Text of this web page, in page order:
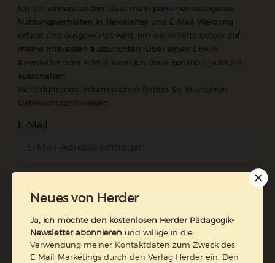
Ich bin einverstanden, dass mein personenbezogenes
Nutzungsverhalten in Newsletter und E-Mail-Werbung
erfasst und ausgewertet wird, um die Inhalte besser auf
meine Interessen auszurichten. Über einen Link in
Newsletter oder E-Mail kann ich diese Funktion jederzeit
ausschalten.
Weiterführende Informationen finden Sie in unseren
Datenschutzhinweisen
E-Mail
Neues von Herder
Ja, ich möchte den kostenlosen Herder Pädagogik-
Newsletter abonnieren und willige in die
Verwendung meiner Kontaktdaten zum Zweck des
E-Mail-Marketings durch den Verlag Herder ein. Den